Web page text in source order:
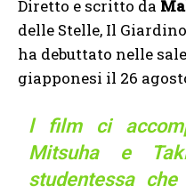
Diretto e scritto da
delle Stelle, Il
ha debuttato nelle
giapponesi il 26
l film ci
Mitsuha e
studentessa